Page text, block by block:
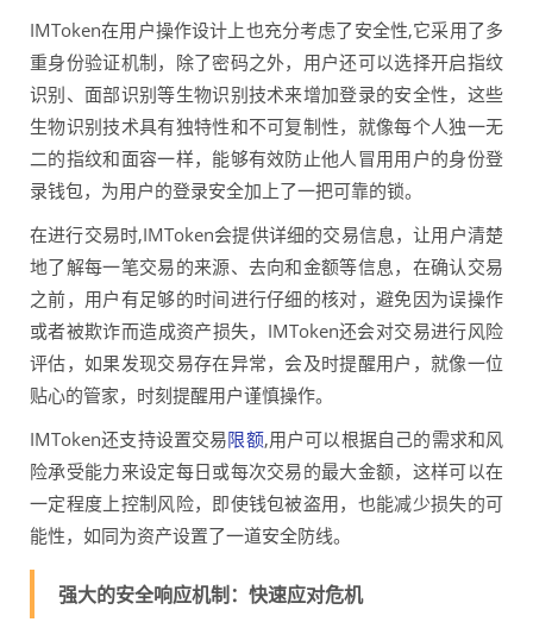
IMToken在用户操作设计上也充分考虑了安全性,它采用了多
重身份验证机制，除了密码之外，用户还可以选择开启指纹
识别、面部识别等生物识别技术来增加登录的安全性，这些
生物识别技术具有独特性和不可复制性，就像每个人独一无
二的指纹和面容一样，能够有效防止他人冒用用户的身份登
录钱包，为用户的登录安全加上了一把可靠的锁。
在进行交易时,IMToken会提供详细的交易信息，让用户清楚
地了解每一笔交易的来源、去向和金额等信息，在确认交易
之前，用户有足够的时间进行仔细的核对，避免因为误操作
或者被欺诈而造成资产损失，IMToken还会对交易进行风险
评估，如果发现交易存在异常，会及时提醒用户，就像一位
贴心的管家，时刻提醒用户谨慎操作。
IMToken还支持设置交易限额,用户可以根据自己的需求和风
险承受能力来设定每日或每次交易的最大金额，这样可以在
一定程度上控制风险，即使钱包被盗用，也能减少损失的可
能性，如同为资产设置了一道安全防线。
强大的安全响应机制：快速应对危机